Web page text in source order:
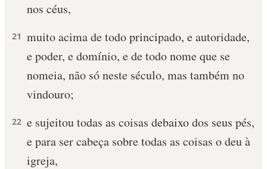
nos céus,
21 muito acima de todo principado, e autoridade,
e poder, e domínio, e de todo nome que se
nomeia, não só neste século, mas também no
vindouro;
22 e sujeitou todas as coisas debaixo dos seus pés,
e para ser cabeça sobre todas as coisas o deu à
igreja,